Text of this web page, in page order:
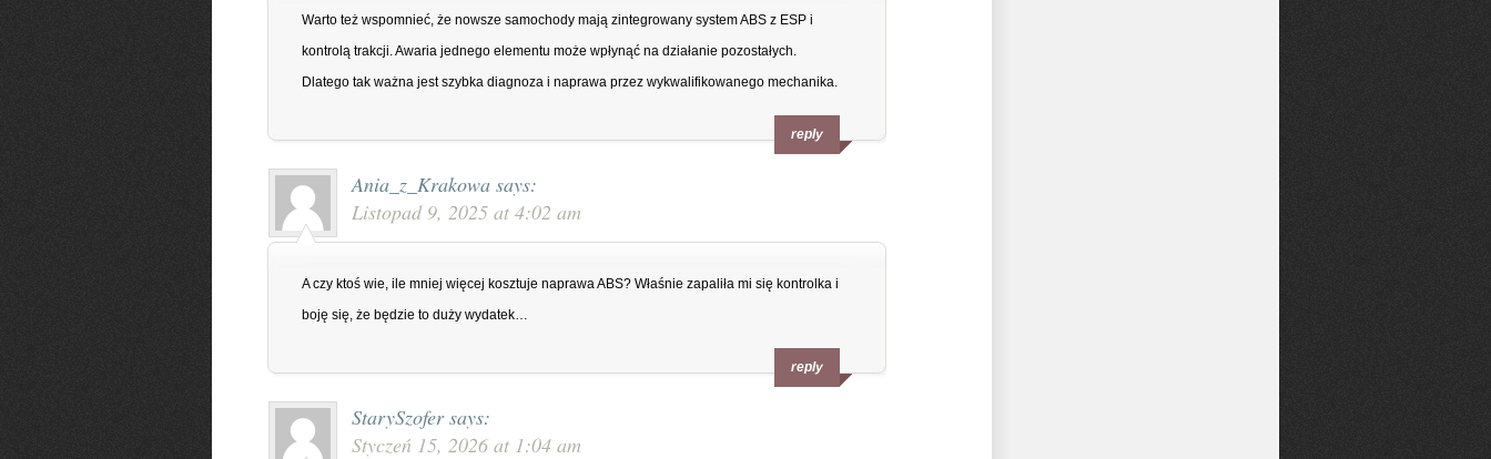
Warto też wspomnieć, że nowsze samochody mają zintegrowany system ABS z ESP i
kontrolą trakcji. Awaria jednego elementu może wpłynąć na działanie pozostałych.
Dlatego tak ważna jest szybka diagnoza i naprawa przez wykwalifikowanego mechanika.
reply
Ania_z_Krakowa says:
Listopad 9, 2025 at 4:02 am
A czy ktoś wie, ile mniej więcej kosztuje naprawa ABS? Właśnie zapaliła mi się kontrolka i
boję się, że będzie to duży wydatek…
reply
StarySzofer says:
Styczeń 15, 2026 at 1:04 am